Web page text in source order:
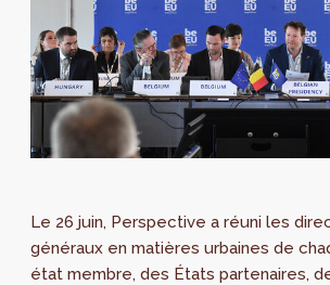
Le 26 juin, Perspective a réuni les
généraux en matières urbaines de
état membre, des États partenaires,